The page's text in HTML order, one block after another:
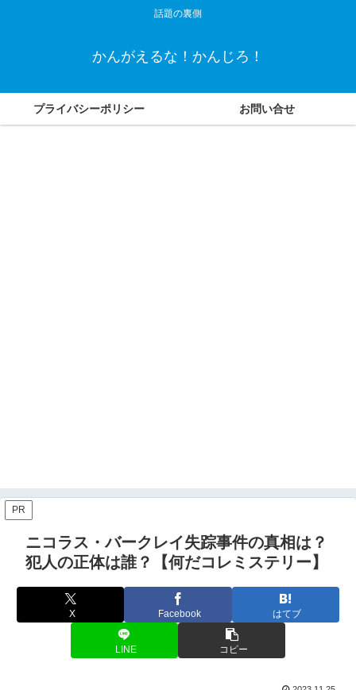
話題の裏側
かんがえるな！かんじろ！
プライバシーポリシー お問い合せ
PR
ニコラス・バークレイ失踪事件の真相は？
犯人の正体は誰？【何だコレミステリー】
X Facebook はてブ
LINE コピー